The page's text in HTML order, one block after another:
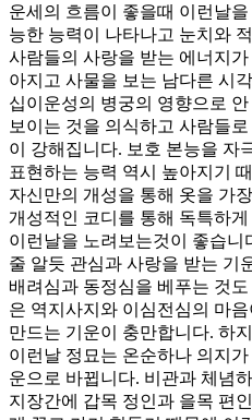
운세의 흐름이 좋을때 이런날
능한 능력이 나타나고 눈치와
사람들의 사랑을 받는 에너지
아지고 사물을 보는 남다른 시
십이운성의 병궁의 영향으로
보이는 것을 의식하고 사람들
이 강해집니다. 보호 본능을 자
표현하는 능력 역시 높아지기
자신만의 개성을 통해 옷을 가
개성적인 코디를 통해 독특하
이런날을 노려보는것이 좋습
줄 알듯 관심과 사랑을 받는 기
배려심과 동정심을 베푸는 것
은 역지사지와 이심전심의 마
만드는 기운이 충만합니다. 하
이런날 정묘는 온순하나 의지
운으로 바뀝니다. 비관과 체념
지장간에 갑목 정인과 을목 편